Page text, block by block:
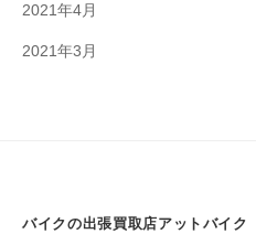
2021年4月
2021年3月
バイクの出張買取店アットバイク